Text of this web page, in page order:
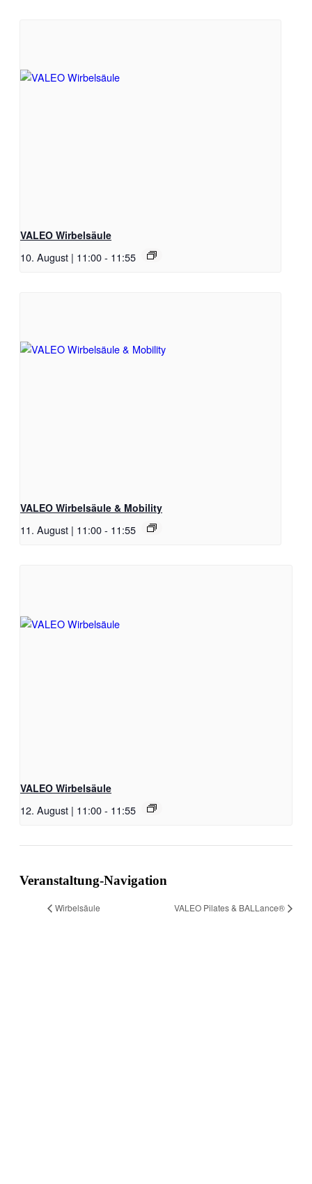
VALEO Wirbelsäule
10. August | 11:00- 11:55
VALEO Wirbelsäule & Mobility
11. August | 11:00- 11:55
VALEO Wirbelsäule
12. August | 11:00- 11:55
Veranstaltung-Navigation
Wirbelsäule VALEO Pilates & BALLance®